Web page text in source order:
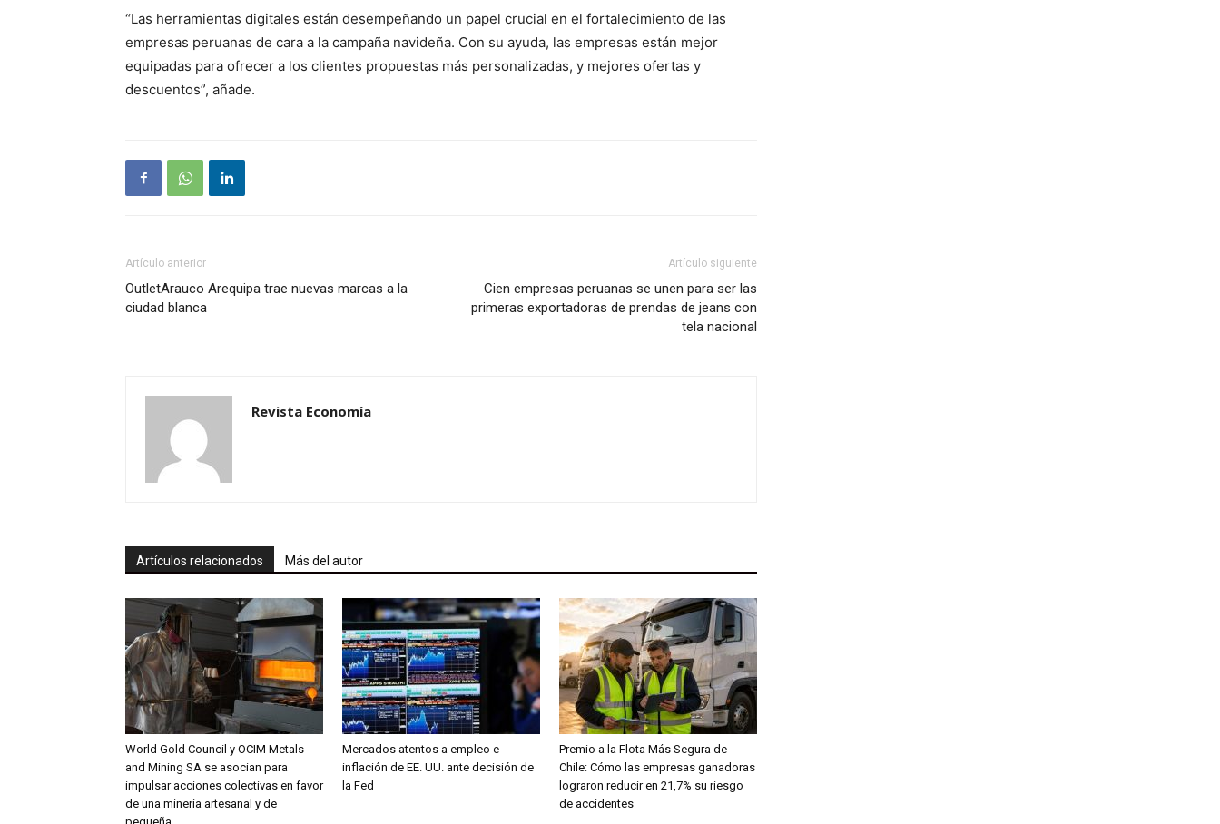
“Las herramientas digitales están desempeñando un papel crucial en el fortalecimiento de las
empresas peruanas de cara a la campaña navideña. Con su ayuda, las empresas están mejor
equipadas para ofrecer a los clientes propuestas más personalizadas, y mejores ofertas y
descuentos”, añade.
Artículo anterior
OutletArauco Arequipa trae nuevas marcas a la
ciudad blanca
Artículo siguiente
Cien empresas peruanas se unen para ser las
primeras exportadoras de prendas de jeans con
tela nacional
Revista Economía
Artículos relacionados Más del autor
World Gold Council y OCIM Metals
and Mining SA se asocian para
impulsar acciones colectivas en favor
de una minería artesanal y de
Mercados atentos a empleo e
inflación de EE. UU. ante decisión de
la Fed
Premio a la Flota Más Segura de
Chile: Cómo las empresas ganadoras
lograron reducir en 21,7% su riesgo
de accidentes